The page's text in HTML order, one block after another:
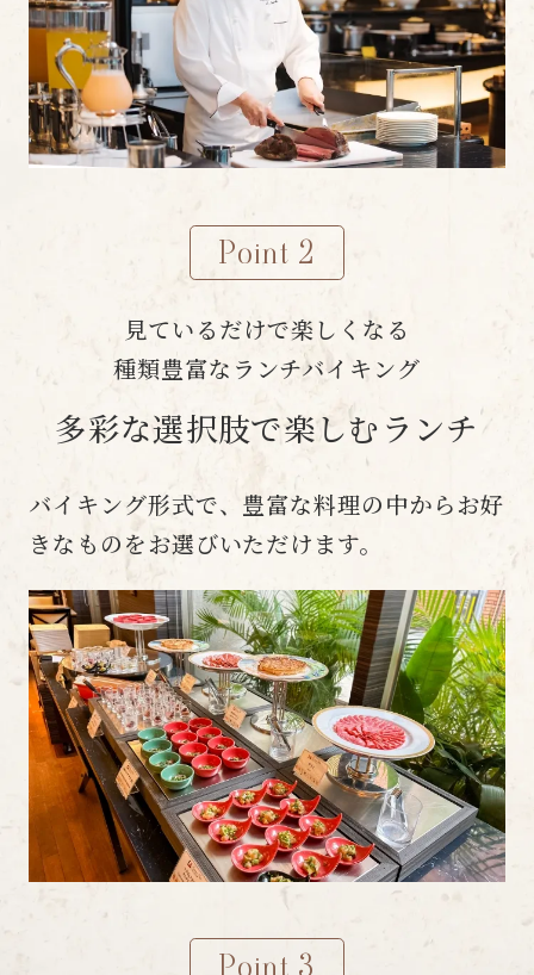
Point 2
見ているだけで楽しくなる
種類豊富なランチバイキング
多彩な選択肢で楽しむランチ
バイキング形式で、豊富な料理の中からお好
きなものをお選びいただけます。
Point 3